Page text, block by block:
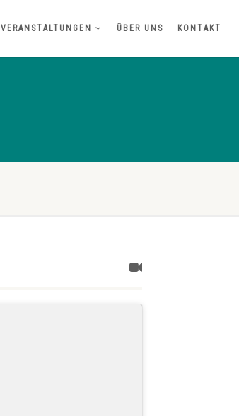
VERANSTALTUNGEN ÜBER UNS KONTAKT